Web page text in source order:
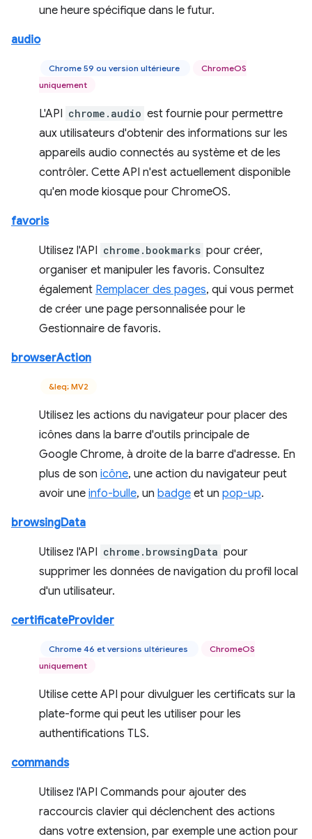
une heure spécifique dans le futur.
audio
Chrome 59 ou version ultérieure
ChromeOS
uniquement
L'API chrome.audio est fournie pour permettre
aux utilisateurs d'obtenir des informations sur les
appareils audio connectés au système et de les
contrôler. Cette API n'est actuellement disponible
qu'en mode kiosque pour ChromeOS.
favoris
Utilisez l'API chrome.bookmarks pour créer,
organiser et manipuler les favoris. Consultez
également Remplacer des pages, qui vous permet
de créer une page personnalisée pour le
Gestionnaire de favoris.
browserAction
&leq; MV2
Utilisez les actions du navigateur pour placer des
icônes dans la barre d'outils principale de
Google Chrome, à droite de la barre d'adresse. En
plus de son icône, une action du navigateur peut
avoir une info-bulle, un badge et un pop-up.
browsingData
Utilisez l'API chrome.browsingData pour
supprimer les données de navigation du profil local
d'un utilisateur.
certificateProvider
Chrome 46 et versions ultérieures
ChromeOS
uniquement
Utilise cette API pour divulguer les certificats sur la
plate-forme qui peut les utiliser pour les
authentifications TLS.
commands
Utilisez l'API Commands pour ajouter des
raccourcis clavier qui déclenchent des actions
dans votre extension, par exemple une action pour